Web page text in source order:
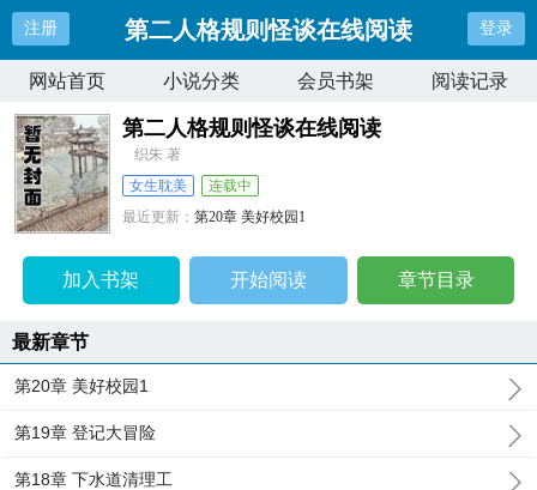
注册 第二人格规则怪谈在线阅读 登录
网站首页 小说分类 会员书架 阅读记录
第二人格规则怪谈在线阅读
织朱 著
女生耽美
连载中
最近更新：第20章 美好校园1
加入书架 开始阅读 章节目录
最新章节
第20章 美好校园1
第19章 登记大冒险
第18章 下水道清理工